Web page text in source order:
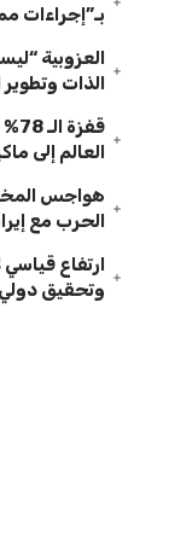
بـ”إجراءات
العزوبية
الذات وتطوير
العالم إلى
هواجس
الحرب مع
وتحقيق